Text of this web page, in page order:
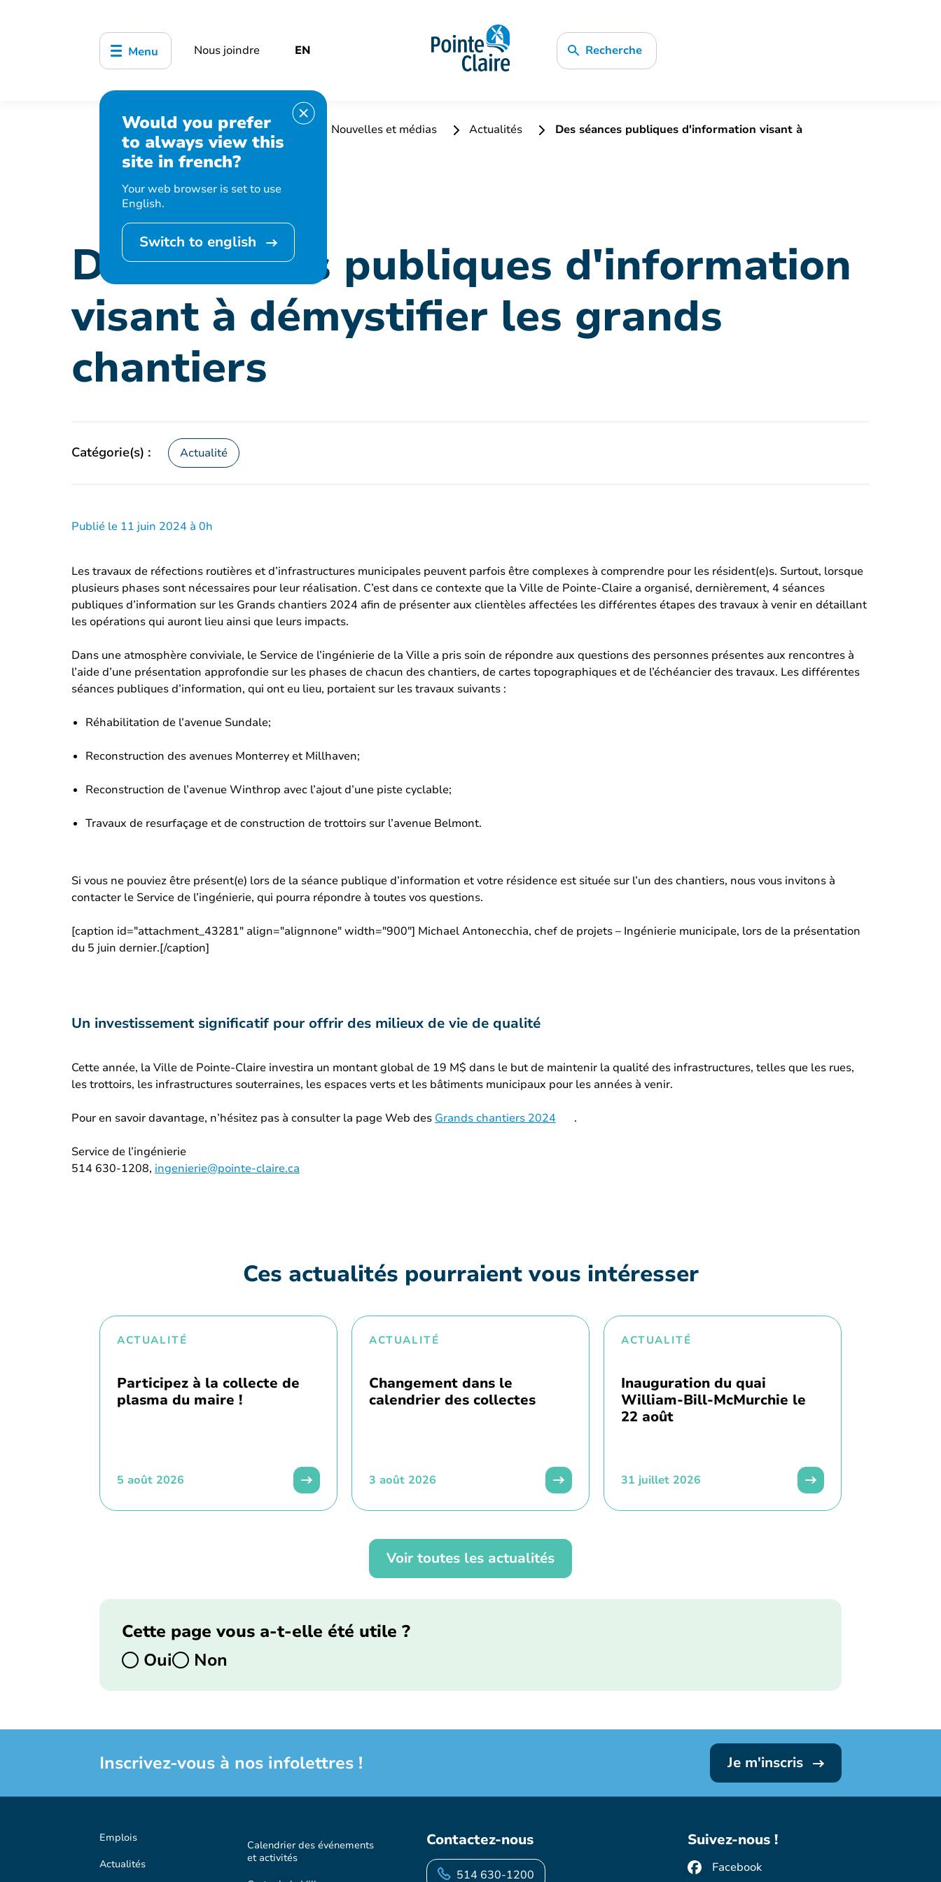
Menu Nous joindre EN Recherche
Would you prefer
to always view this
site in french?
Your web browser is set to use
English.
Switch to english
Accueil Organisation municipale Nouvelles et médias Actualités
Des séances publiques d'information visant à
démystifier les grands chantiers
Des séances publiques d'information
visant à démystifier les grands
chantiers
Catégorie(s) : Actualité
Publié le 11 juin 2024 à 0h
Les travaux de réfections routières et d’infrastructures municipales peuvent parfois être complexes à comprendre pour les résident(e)s. Surtout, lorsque
plusieurs phases sont nécessaires pour leur réalisation. C’est dans ce contexte que la Ville de Pointe-Claire a organisé, dernièrement, 4 séances
publiques d’information sur les Grands chantiers 2024 afin de présenter aux clientèles affectées les différentes étapes des travaux à venir en détaillant
les opérations qui auront lieu ainsi que leurs impacts.
Dans une atmosphère conviviale, le Service de l’ingénierie de la Ville a pris soin de répondre aux questions des personnes présentes aux rencontres à
l’aide d’une présentation approfondie sur les phases de chacun des chantiers, de cartes topographiques et de l’échéancier des travaux. Les différentes
séances publiques d’information, qui ont eu lieu, portaient sur les travaux suivants :
Réhabilitation de l’avenue Sundale;
Reconstruction des avenues Monterrey et Millhaven;
Reconstruction de l’avenue Winthrop avec l’ajout d’une piste cyclable;
Travaux de resurfaçage et de construction de trottoirs sur l’avenue Belmont.
Si vous ne pouviez être présent(e) lors de la séance publique d’information et votre résidence est située sur l’un des chantiers, nous vous invitons à
contacter le Service de l’ingénierie, qui pourra répondre à toutes vos questions.
[caption id="attachment_43281" align="alignnone" width="900"] Michael Antonecchia, chef de projets – Ingénierie municipale, lors de la présentation
du 5 juin dernier.[/caption]
Un investissement significatif pour offrir des milieux de vie de qualité
Cette année, la Ville de Pointe-Claire investira un montant global de 19 M$ dans le but de maintenir la qualité des infrastructures, telles que les rues,
les trottoirs, les infrastructures souterraines, les espaces verts et les bâtiments municipaux pour les années à venir.
Pour en savoir davantage, n’hésitez pas à consulter la page Web des Grands chantiers 2024 .
Service de l’ingénierie
514 630-1208, ingenierie@pointe-claire.ca
Ces actualités pourraient vous intéresser
ACTUALITÉ
Participez à la collecte de
plasma du maire !
5 août 2026
ACTUALITÉ
Changement dans le
calendrier des collectes
3 août 2026
ACTUALITÉ
Inauguration du quai
William-Bill-McMurchie le
22 août
31 juillet 2026
Voir toutes les actualités
Cette page vous a-t-elle été utile ?
Oui
Non
Inscrivez-vous à nos infolettres ! Je m'inscris
Emplois
Actualités
Calendrier des événements
et activités
Contactez-nous
514 630-1200
Suivez-nous !
Facebook